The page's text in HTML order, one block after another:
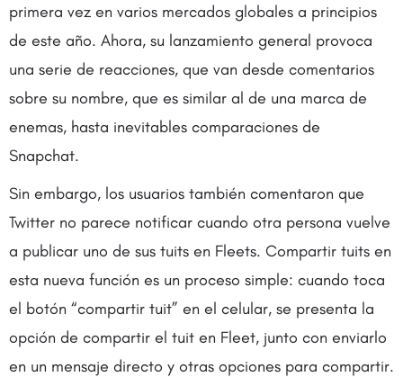
primera vez en varios mercados globales a principios
de este año. Ahora, su lanzamiento general provoca
una serie de reacciones, que van desde comentarios
sobre su nombre, que es similar al de una marca de
enemas, hasta inevitables comparaciones de
Snapchat.
Sin embargo, los usuarios también comentaron que
Twitter no parece notificar cuando otra persona vuelve
a publicar uno de sus tuits en Fleets. Compartir tuits en
esta nueva función es un proceso simple: cuando toca
el botón “compartir tuit” en el celular, se presenta la
opción de compartir el tuit en Fleet, junto con enviarlo
en un mensaje directo y otras opciones para compartir.